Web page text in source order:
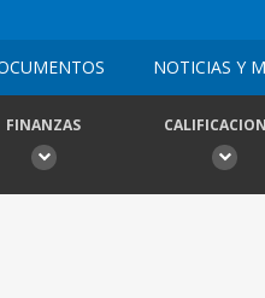
NOTICIAS Y
FINANZAS